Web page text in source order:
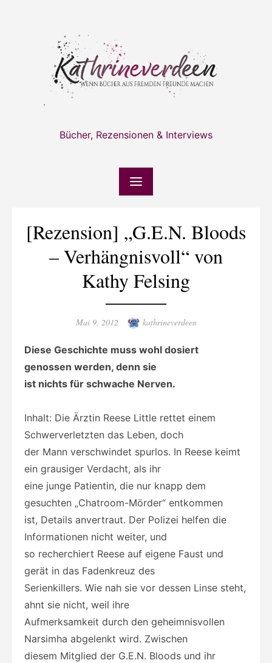
Bücher, Rezensionen & Interviews
[Rezension] „G.E.N. Bloods
– Verhängnisvoll“ von
Kathy Felsing
Posted
Mai 9, 2012 Author
kathrineverdeen
Diese Geschichte muss wohl dosiert
genossen werden, denn sie
ist nichts für schwache Nerven.
Inhalt: Die Ärztin Reese Little rettet einem
Schwerverletzten das Leben, doch
der Mann verschwindet spurlos. In Reese keimt
ein grausiger Verdacht, als ihr
eine junge Patientin, die nur knapp dem
gesuchten „Chatroom-Mörder“ entkommen
ist, Details anvertraut. Der Polizei helfen die
Informationen nicht weiter, und
so recherchiert Reese auf eigene Faust und
gerät in das Fadenkreuz des
Serienkillers. Wie nah sie vor dessen Linse steht,
ahnt sie nicht, weil ihre
Aufmerksamkeit durch den geheimnisvollen
Narsimha abgelenkt wird. Zwischen
diesem Mitglied der G.E.N. Bloods und ihr